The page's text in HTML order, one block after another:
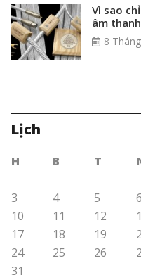
Vì sao
âm
8
Lịch
H B T
3
4 5 6
10
11 12
17
18 19
24
25 26
31